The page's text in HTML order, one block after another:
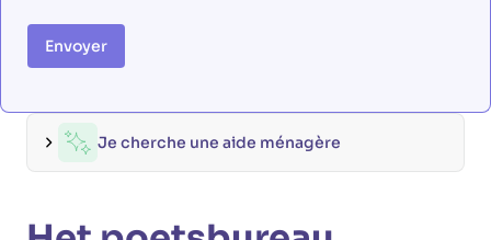
Envoyer
Je cherche une aide ménagère